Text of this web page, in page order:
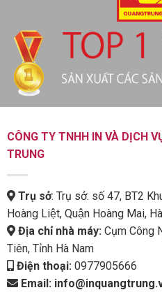
CÔNG TY TNHH IN VÀ DỊCH
TRUNG
Trụ sở: Trụ sở: số 47, BT2
Hoàng Liệt, Quận Hoàng Mai,
Địa chỉ nhà máy: Cụm Công
Tiên, Tỉnh Hà Nam
Điện thoại: 0977905666
Email: